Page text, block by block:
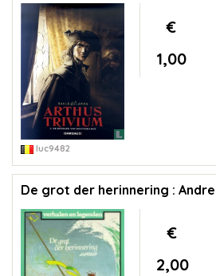
€
1,00
luc9482
De grot der herinnering :
€
2,00